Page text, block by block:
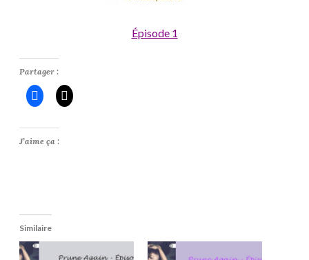
Épisode 1
Partager :
J’aime ça :
Similaire